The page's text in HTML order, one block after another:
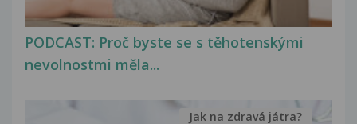
PODCAST: Proč byste se s těhotenskými
nevolnostmi měla...
Jak na zdravá játra?